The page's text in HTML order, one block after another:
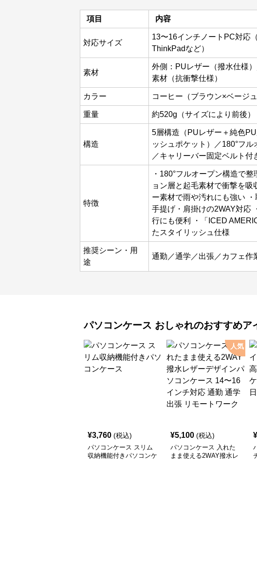
項目 内容
対応サイズ
13〜16インチノートPC対応
ThinkPadなど）
素材
外側：PUレザー（撥水仕様
素材（抗衝撃仕様）
カラー コーヒー（ブラウン×ベージュ
重量 約520g（サイズにより前後）
構造
5層構造（PUレザー＋純色
ッシュポケット）／180°フ
／キャリーバー固定ベルト付
特徴
・180°フルオープン構造で
ョン層と起毛素材で衝撃を
ー素材で雨や汚れにも強い
手提げ・肩掛けの2WAY対応
行にも便利 ・「ICED
たスタイリッシュ仕様
推奨シーン・用
途
通勤／通学／出張／カフェ作
パソコンケース おしゃれのおすすめア
¥3,760 (税込)
パソコンケース スリム
収納機能付きパソコンケ
人気
¥5,100 (税込)
パソコンケース 入れた
まま使える2WAY撥水レ
¥